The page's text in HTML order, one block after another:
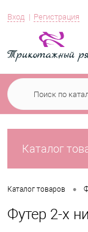
Вход Регистрация
Каталог
Каталог товаров •
Футер 2-х